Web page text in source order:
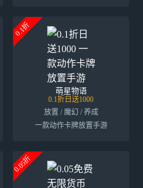
0.1折
萌星物语
0.1折日送1000
放置 / 魔幻 / 养成
一款动作卡牌放置手游
0.05折